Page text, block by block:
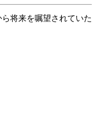
将来を嘱望されていた